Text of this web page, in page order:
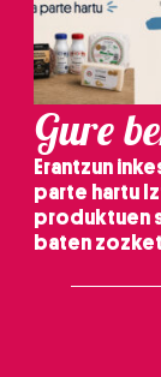
Gure
Erantzun
parte hartu
produktuen
baten